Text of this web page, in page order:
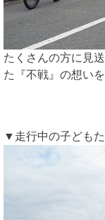
たくさんの方に見
た『不戦』の想い
▼走行中の子ども